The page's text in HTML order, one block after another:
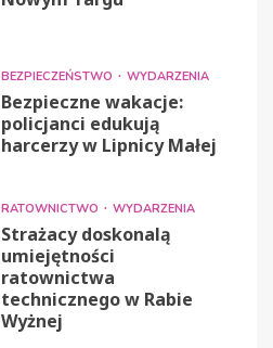
BEZPIECZEŃSTWO WYDARZENIA
Bezpieczne wakacje:
policjanci edukują
harcerzy w Lipnicy Małej
RATOWNICTWO WYDARZENIA
Strażacy doskonalą
umiejętności
ratownictwa
technicznego w Rabie
Wyżnej